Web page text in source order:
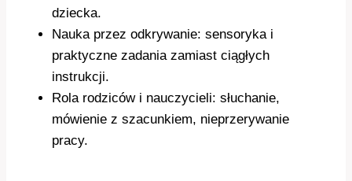
dziecka.
Nauka przez odkrywanie: sensoryka i
praktyczne zadania zamiast ciągłych
instrukcji.
Rola rodziców i nauczycieli: słuchanie,
mówienie z szacunkiem, nieprzerywanie
pracy.